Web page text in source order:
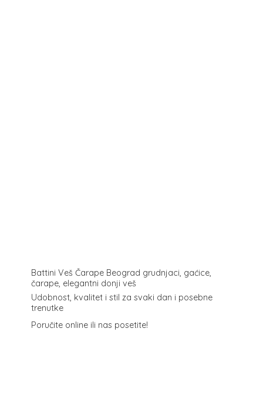
Battini Veš Čarape Beograd grudnjaci, gaćice,
čarape, elegantni donji veš
Udobnost, kvalitet i stil za svaki dan i posebne
trenutke
Poručite online ili nas posetite!